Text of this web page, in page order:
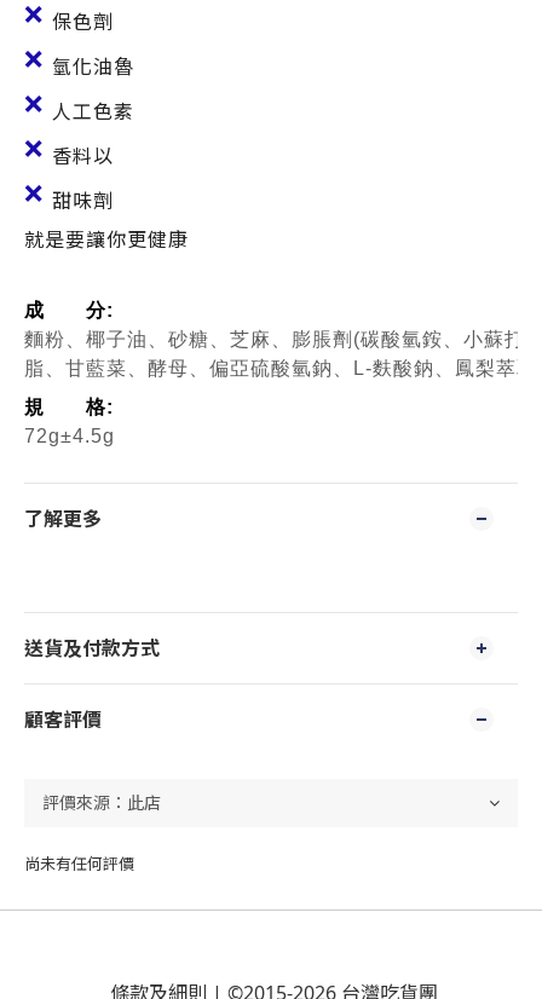
❌ 保色劑
❌ 氫化油魯
❌ 人工色素
❌ 香料以
❌ 甜味劑
就是要讓你更健康
成 分:
麵粉、椰子油、砂糖、芝麻、膨脹劑(碳酸氫銨、小蘇打
脂、甘藍菜、酵母、偏亞硫酸氫鈉、L-麩酸鈉、鳳梨萃
規 格:
72g±4.5g
了解更多
送貨及付款方式
顧客評價
尚未有任何評價
條款及細則 | ©2015-2026 台灣吃貨團